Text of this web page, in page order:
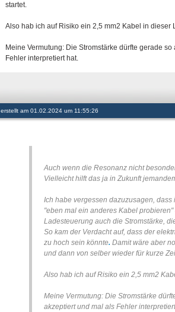
startet.
Also hab ich auf Risiko ein 2,5 mm2 Kabel in
Meine Vermutung: Die Stromstärke dürfte gerade
Fehler interpretiert hat.
erstellt am 01.02.2024 um 11:55:26
Auch wenn die Resonanz nicht
Vielleicht hilft das ja in Zukunft
Ich habe vergessen dazuzusagen,
"eben mal ein anderes Kabel
Ladesteuerung auch die Stromstärke,
So kam der Verdacht auf, dass der
zu hoch sein könnte. Damit wäre aber
und dann von selber wieder für kurze
Also hab ich auf Risiko ein 2,5 mm2
Meine Vermutung: Die Stromstärke
akzeptiert und mal als Fehler